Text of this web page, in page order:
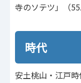
寺のソテツ」（
時代
安土桃山・江戸